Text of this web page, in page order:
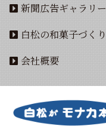
新聞広告ギャラリー
白松の和菓子づくり
会社概要